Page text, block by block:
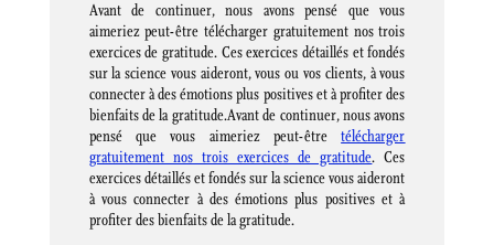
Avant de continuer, nous avons pensé que vous
aimeriez peut-être télécharger gratuitement nos trois
exercices de gratitude. Ces exercices détaillés et fondés
sur la science vous aideront, vous ou vos clients, à vous
connecter à des émotions plus positives et à profiter des
bienfaits de la gratitude.Avant de continuer, nous avons
pensé que vous aimeriez peut-êtretélécharger
gratuitement nos trois exercices de gratitude. Ces
exercices détaillés et fondés sur la science vous aideront
à vous connecter à des émotions plus positives et à
profiter des bienfaits de la gratitude.